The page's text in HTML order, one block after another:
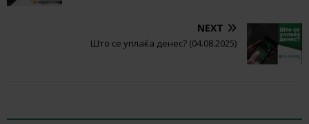
NEXT
Што се уплаќа денес? (04.08.2025)